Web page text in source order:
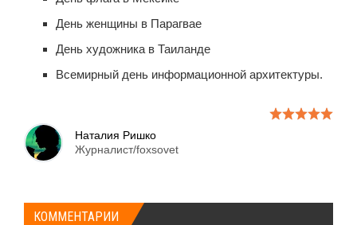
День женщины в Парагвае
День художника в Таиланде
Всемирный день информационной архитектуры.
Наталия Ришко
Журналист/foxsovet
КОММЕНТАРИИ